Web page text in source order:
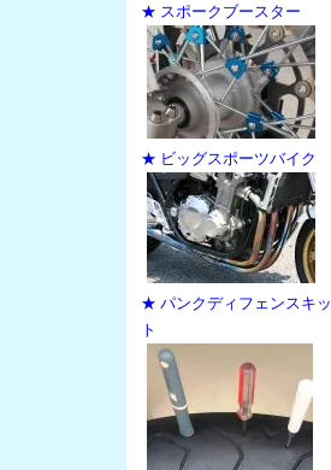
★ スポークブースター
★ ビッグスポーツバイク
★ パンクディフェンスキッ
ト